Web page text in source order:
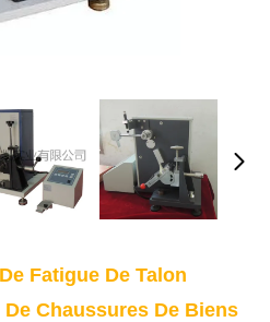
Fatigue De Talon
Chaussures De Biens